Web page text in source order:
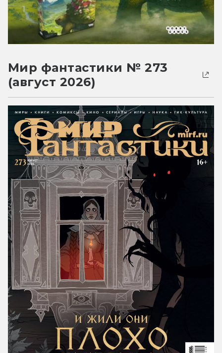
Мир фантастики № 273
(август 2026)